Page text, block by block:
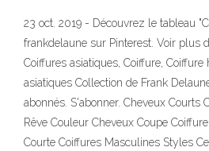
23 oct. 2019 - Découvrez le tableau
frankdelaune sur Pinterest. Voir plus
Coiffures asiatiques, Coiffure,
asiatiques Collection de Frank
abonnés. S'abonner. Cheveux Courts
Rêve Couleur Cheveux Coupe
Courte Coiffures Masculines Styles